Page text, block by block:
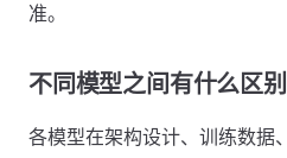
准。
不同模型之间有什么区别
各模型在架构设计、训练数据